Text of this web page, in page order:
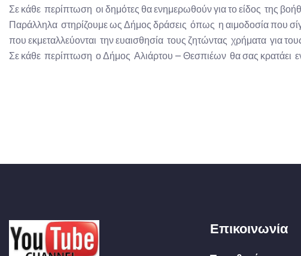
Σε κάθε περίπτωση οι δημότες θα ενημερωθούν για το είδος της
Παράλληλα στηρίζουμε ως Δήμος δράσεις όπως η αιμοδοσία που
που εκμεταλλεύονται την ευαισθησία τους ζητώντας χρήματα για
Σε κάθε περίπτωση ο Δήμος Αλιάρτου – Θεσπιέων θα σας κρατάει
Επικοινωνία